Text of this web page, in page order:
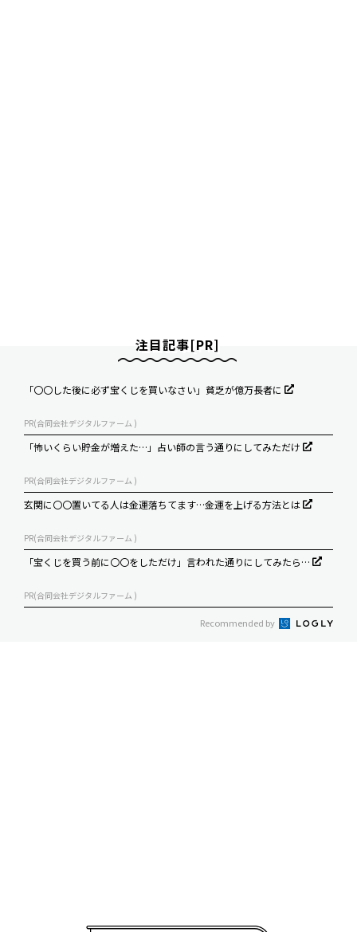
注目記事[PR]
「〇〇した後に必ず宝くじを買いなさい」貧乏が億万長者に
PR(合同会社デジタルファーム )
「怖いくらい貯金が増えた…」占い師の言う通りにしてみただけ
PR(合同会社デジタルファーム )
玄関に〇〇置いてる人は金運落ちてます…金運を上げる方法とは
PR(合同会社デジタルファーム )
「宝くじを買う前に〇〇をしただけ」言われた通りにしてみたら…
PR(合同会社デジタルファーム )
Recommended by